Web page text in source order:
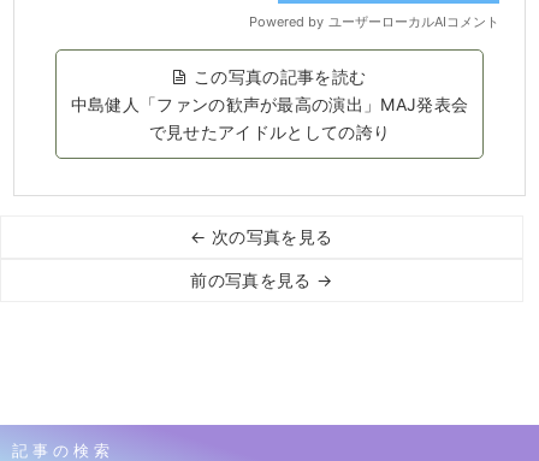
この写真の記事を読む
中島健人「ファンの歓声が最高の演出」MAJ発表会
で見せたアイドルとしての誇り
← 次の写真を見る
前の写真を見る →
記事の検索